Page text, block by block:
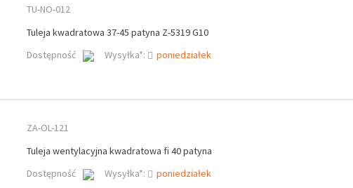
TU-NO-012
Tuleja kwadratowa 37-45 patyna Z-5319 G10
Dostępność
Wysyłka*: poniedziałek
ZA-OL-121
Tuleja wentylacyjna kwadratowa fi 40 patyna
Dostępność
Wysyłka*: poniedziałek